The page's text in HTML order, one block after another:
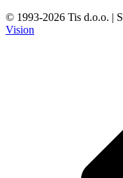
© 1993-2026 Tis d.o.o. |
Vision